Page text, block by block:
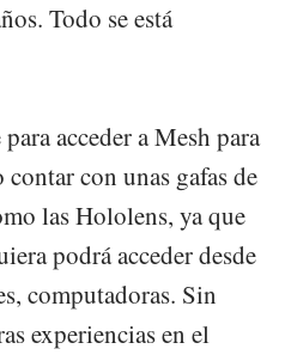
Todo se está
acceder a Mesh para
contar con unas gafas de
las Hololens, ya que
podrá acceder desde
computadoras. Sin
experiencias en el